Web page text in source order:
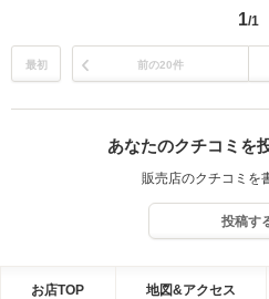
んなりとご用命ください。デーラー
おります。 今後とも末永いお付き合
す。
1/1
最初 前の20件
あなたのクチコミを
販売店のクチコミを
投稿す
お店TOP 地図&アクセス